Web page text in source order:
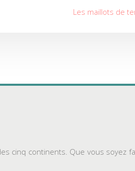
Les maillots de
cinq continents. Que vous soyez